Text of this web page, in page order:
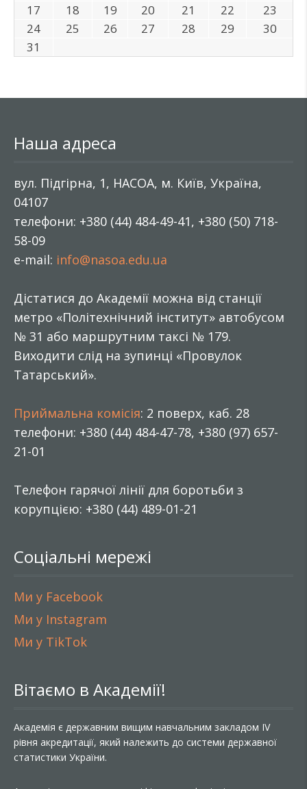
17
18 19 20 21 22
23
24
25 26 27 28 29
30
31
Наша адреса
вул. Підгірна, 1, НАСОА, м. Київ, Україна,
04107
телефони: +380 (44) 484-49-41, +380 (50) 718-
58-09
e-mail: info@nasoa.edu.ua
Дістатися до Академії можна від станції
метро «Політехнічний інститут» автобусом
№ 31 або маршрутним таксі № 179.
Виходити слід на зупинці «Провулок
Татарський».
Приймальна комісія: 2 поверх, каб. 28
телефони: +380 (44) 484-47-78, +380 (97) 657-
21-01
Телефон гарячої лінії для боротьби з
корупцією: +380 (44) 489-01-21
Соціальні мережі
Ми у Facebook
Ми у Instagram
Ми у TikTok
Вітаємо в Академії!
Академія є державним вищим навчальним закладом IV
рівня акредитації, який належить до системи державної
статистики України.